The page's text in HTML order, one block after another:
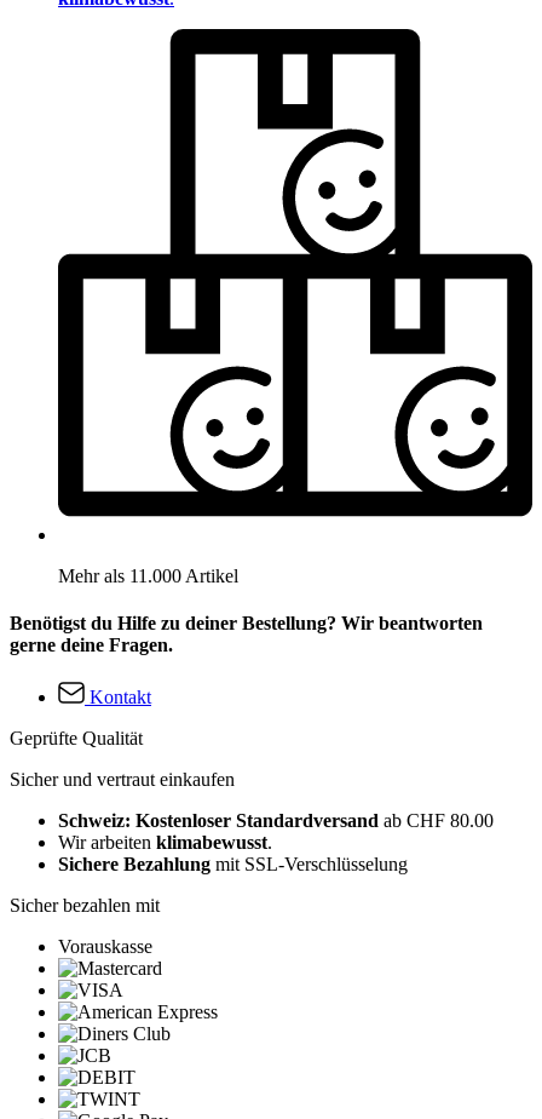
Mehr als 11.000 Artikel
Benötigst du Hilfe zu deiner Bestellung? Wir beantworten
gerne deine Fragen.
Kontakt
Geprüfte Qualität
Sicher und vertraut einkaufen
Schweiz: Kostenloser Standardversand ab CHF 80.00
Wir arbeiten klimabewusst.
Sichere Bezahlung mit SSL-Verschlüsselung
Sicher bezahlen mit
Vorauskasse